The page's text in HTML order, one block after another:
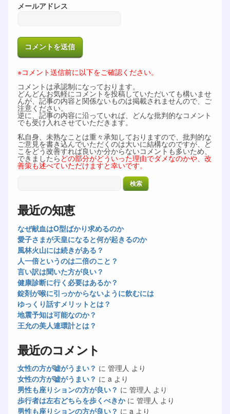
メールアドレス
※コメント送信前に以下をご確認ください。
コメントは承認制になっております。
どんどんお気軽にコメントを投稿していただいても構いませ
んが、記事の内容と関係ないものは掲載されませんので、ご
注意ください。
逆に、記事の内容に沿っていれば、どんな批判的なコメント
でも受け入れさせていただきます。
私自身、未熟なことは重々承知しておりますので、批判的な
ご意見を書き込んでいただくのは大いに結構なのですが、ど
こをどう改善すれば良いか分からないコメントも多いため、
できましたら どの部分がどういった理由でダメなのかや、改
善策も述べていただけますと幸いです。
最近の知恵
なぜ献血はO型ばかり求めるのか
愛子さまが天皇になると何が起きるのか
風林火山には続きがある？
人一倍というのは二倍のこと？
言い訳は聞いた方が良い？
健康診断に行く必要はあるか？
錠剤が喉に引っかからないように飲むには
ゆっくり話すメリットとは？
地震予知は可能なのか？
王允の美人連環計とは？
最近のコメント
女性の方が嘘がうまい？ に 管理人 より
女性の方が嘘がうまい？ に aより
男性も座りションの方が良い？ に 管理人 より
歩行者は左右どちらを歩くべきかに 管理人 より
男性も座りションの方が良い？ に aより